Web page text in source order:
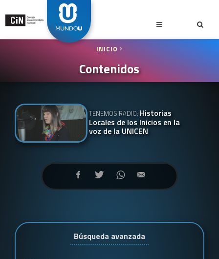
INICIO
Contenidos
TENEMOS RADIO: Historias
Locales de los Inicios en la
voz de la UNICEN
Búsqueda avanzada